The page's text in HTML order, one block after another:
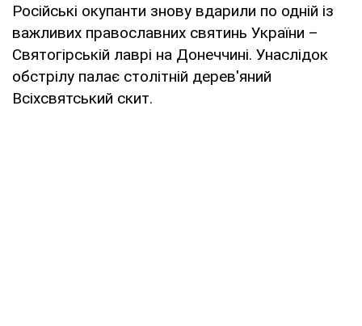
Російські окупанти знову вдарили по одній із
важливих православних святинь України –
Святогірській лаврі на Донеччині. Унаслідок
обстрілу палає столітній дерев'яний
Всіхсвятський скит.